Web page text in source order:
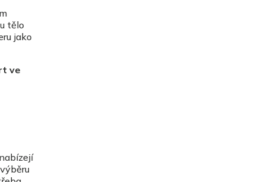
tělo
jako
ve